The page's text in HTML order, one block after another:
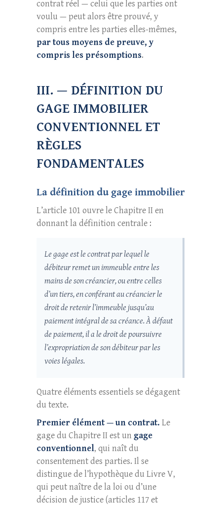
contrat réel — celui que les parties ont
voulu — peut alors être prouvé, y
compris entre les parties elles-mêmes,
par tous moyens de preuve, y
compris les présomptions.
III. — DÉFINITION DU
GAGE IMMOBILIER
CONVENTIONNEL ET
RÈGLES
FONDAMENTALES
La définition du gage immobilier
L’article 101 ouvre le Chapitre II en
donnant la définition centrale :
Le gage est le contrat par lequel le
débiteur remet un immeuble entre les
mains de son créancier, ou entre celles
d’un tiers, en conférant au créancier le
droit de retenir l’immeuble jusqu’au
paiement intégral de sa créance. À défaut
de paiement, il a le droit de poursuivre
l’expropriation de son débiteur par les
voies légales.
Quatre éléments essentiels se dégagent
du texte.
Premier élément — un contrat. Le
gage du Chapitre II est un gage
conventionnel, qui naît du
consentement des parties. Il se
distingue de l’hypothèque du Livre V,
qui peut naître de la loi ou d’une
décision de justice (articles 117 et